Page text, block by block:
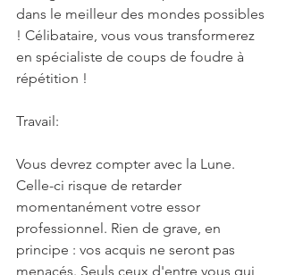
dans le meilleur des mondes possibles
! Célibataire, vous vous transformerez
en spécialiste de coups de foudre à
répétition !
Travail:
Vous devrez compter avec la Lune.
Celle-ci risque de retarder
momentanément votre essor
professionnel. Rien de grave, en
principe : vos acquis ne seront pas
menacés. Seuls ceux d'entre vous qui